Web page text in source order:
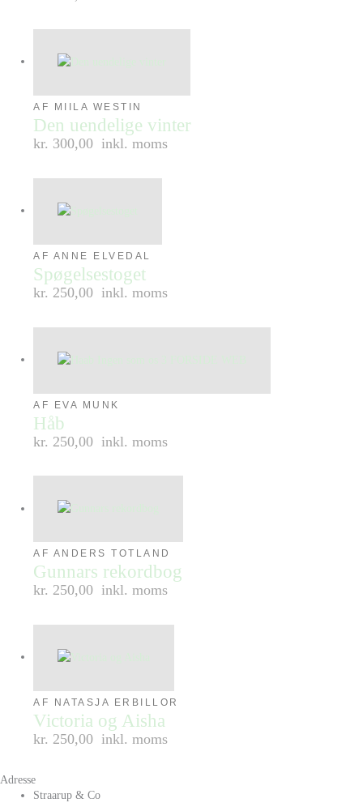
AF MIILA WESTIN
Den uendelige vinter
kr. 300,00 inkl. moms
AF ANNE ELVEDAL
Spøgelsestoget
kr. 250,00 inkl. moms
AF EVA MUNK
Håb
kr. 250,00 inkl. moms
AF ANDERS TOTLAND
Gunnars rekordbog
kr. 250,00 inkl. moms
AF NATASJA ERBILLOR
Victoria og Aisha
kr. 250,00 inkl. moms
Adresse
Straarup & Co